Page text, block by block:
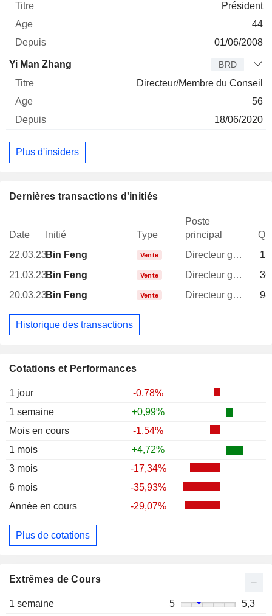
Cotations et Performances
1 jour
-0,78%
1 semaine
+0,99%
Mois en cours
-1,54%
1 mois
+4,72%
3 mois
-17,34%
6 mois
-35,93%
Année en cours
-29,07%
Plus de cotations
Extrêmes de Cours
1 semaine 5
5,3
Président
44
01/06/2008
Yi Man Zhang BRD
Directeur/Membre du Conseil
56
18/06/2020
Plus d'insiders
Dernières transactions d'initiés
Date Initié Type
Poste
principal
22.03.23Bin Feng Vente Directeur general
21.03.23Bin Feng Vente Directeur general
20.03.23Bin Feng Vente Directeur general
Historique des transactions